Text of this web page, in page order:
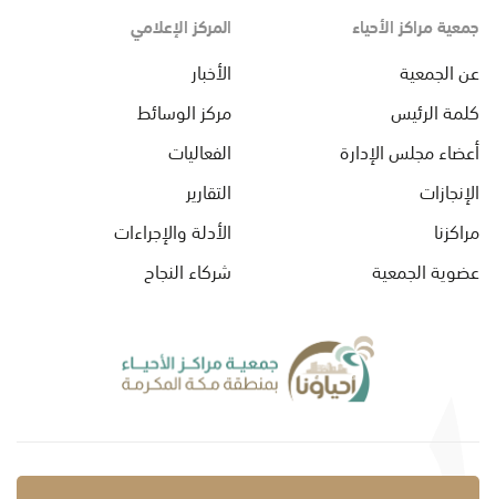
جمعية مراكز الأحياء
عن الجمعية
كلمة الرئيس
أعضاء مجلس الإدارة
الإنجازات
مراكزنا
عضوية الجمعية
المركز الإعلامي
الأخبار
مركز الوسائط
الفعاليات
التقارير
الأدلة والإجراءات
شركاء النجاح